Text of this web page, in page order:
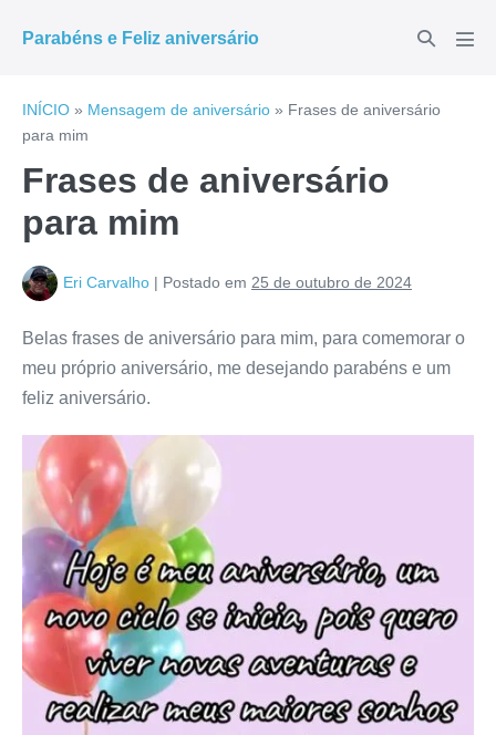
para
conteúdo
Parabéns e Feliz aniversário
Alternar
INÍCIO » Mensagem de aniversário » Frases de aniversário
para mim
Frases de aniversário
para mim
Eri Carvalho | Postado em 25 de outubro de 2024
Belas frases de aniversário para mim, para comemorar o
meu próprio aniversário, me desejando parabéns e um
feliz aniversário.